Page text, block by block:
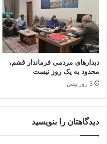
دیدارهای مردمی فرماندار قشم،
محدود به یک روز نیست
3 روز پیش
دیدگاهتان را بنویسید